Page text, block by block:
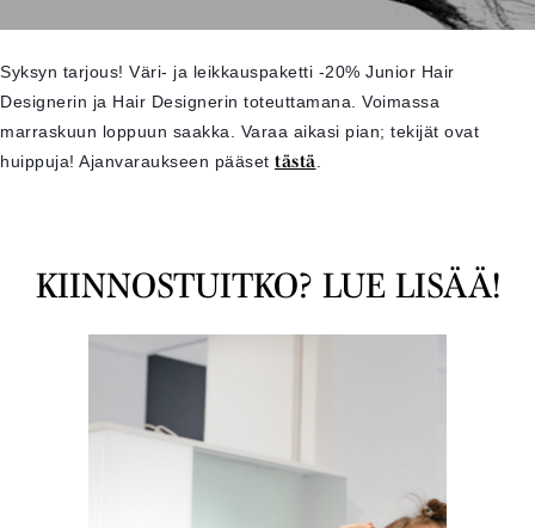
Syksyn tarjous! Väri- ja leikkauspaketti -20% Junior Hair
Designerin ja Hair Designerin toteuttamana. Voimassa
marraskuun loppuun saakka. Varaa aikasi pian; tekijät ovat
huippuja! Ajanvaraukseen pääset tästä
KIINNOSTUITKO? LUE LISÄÄ!